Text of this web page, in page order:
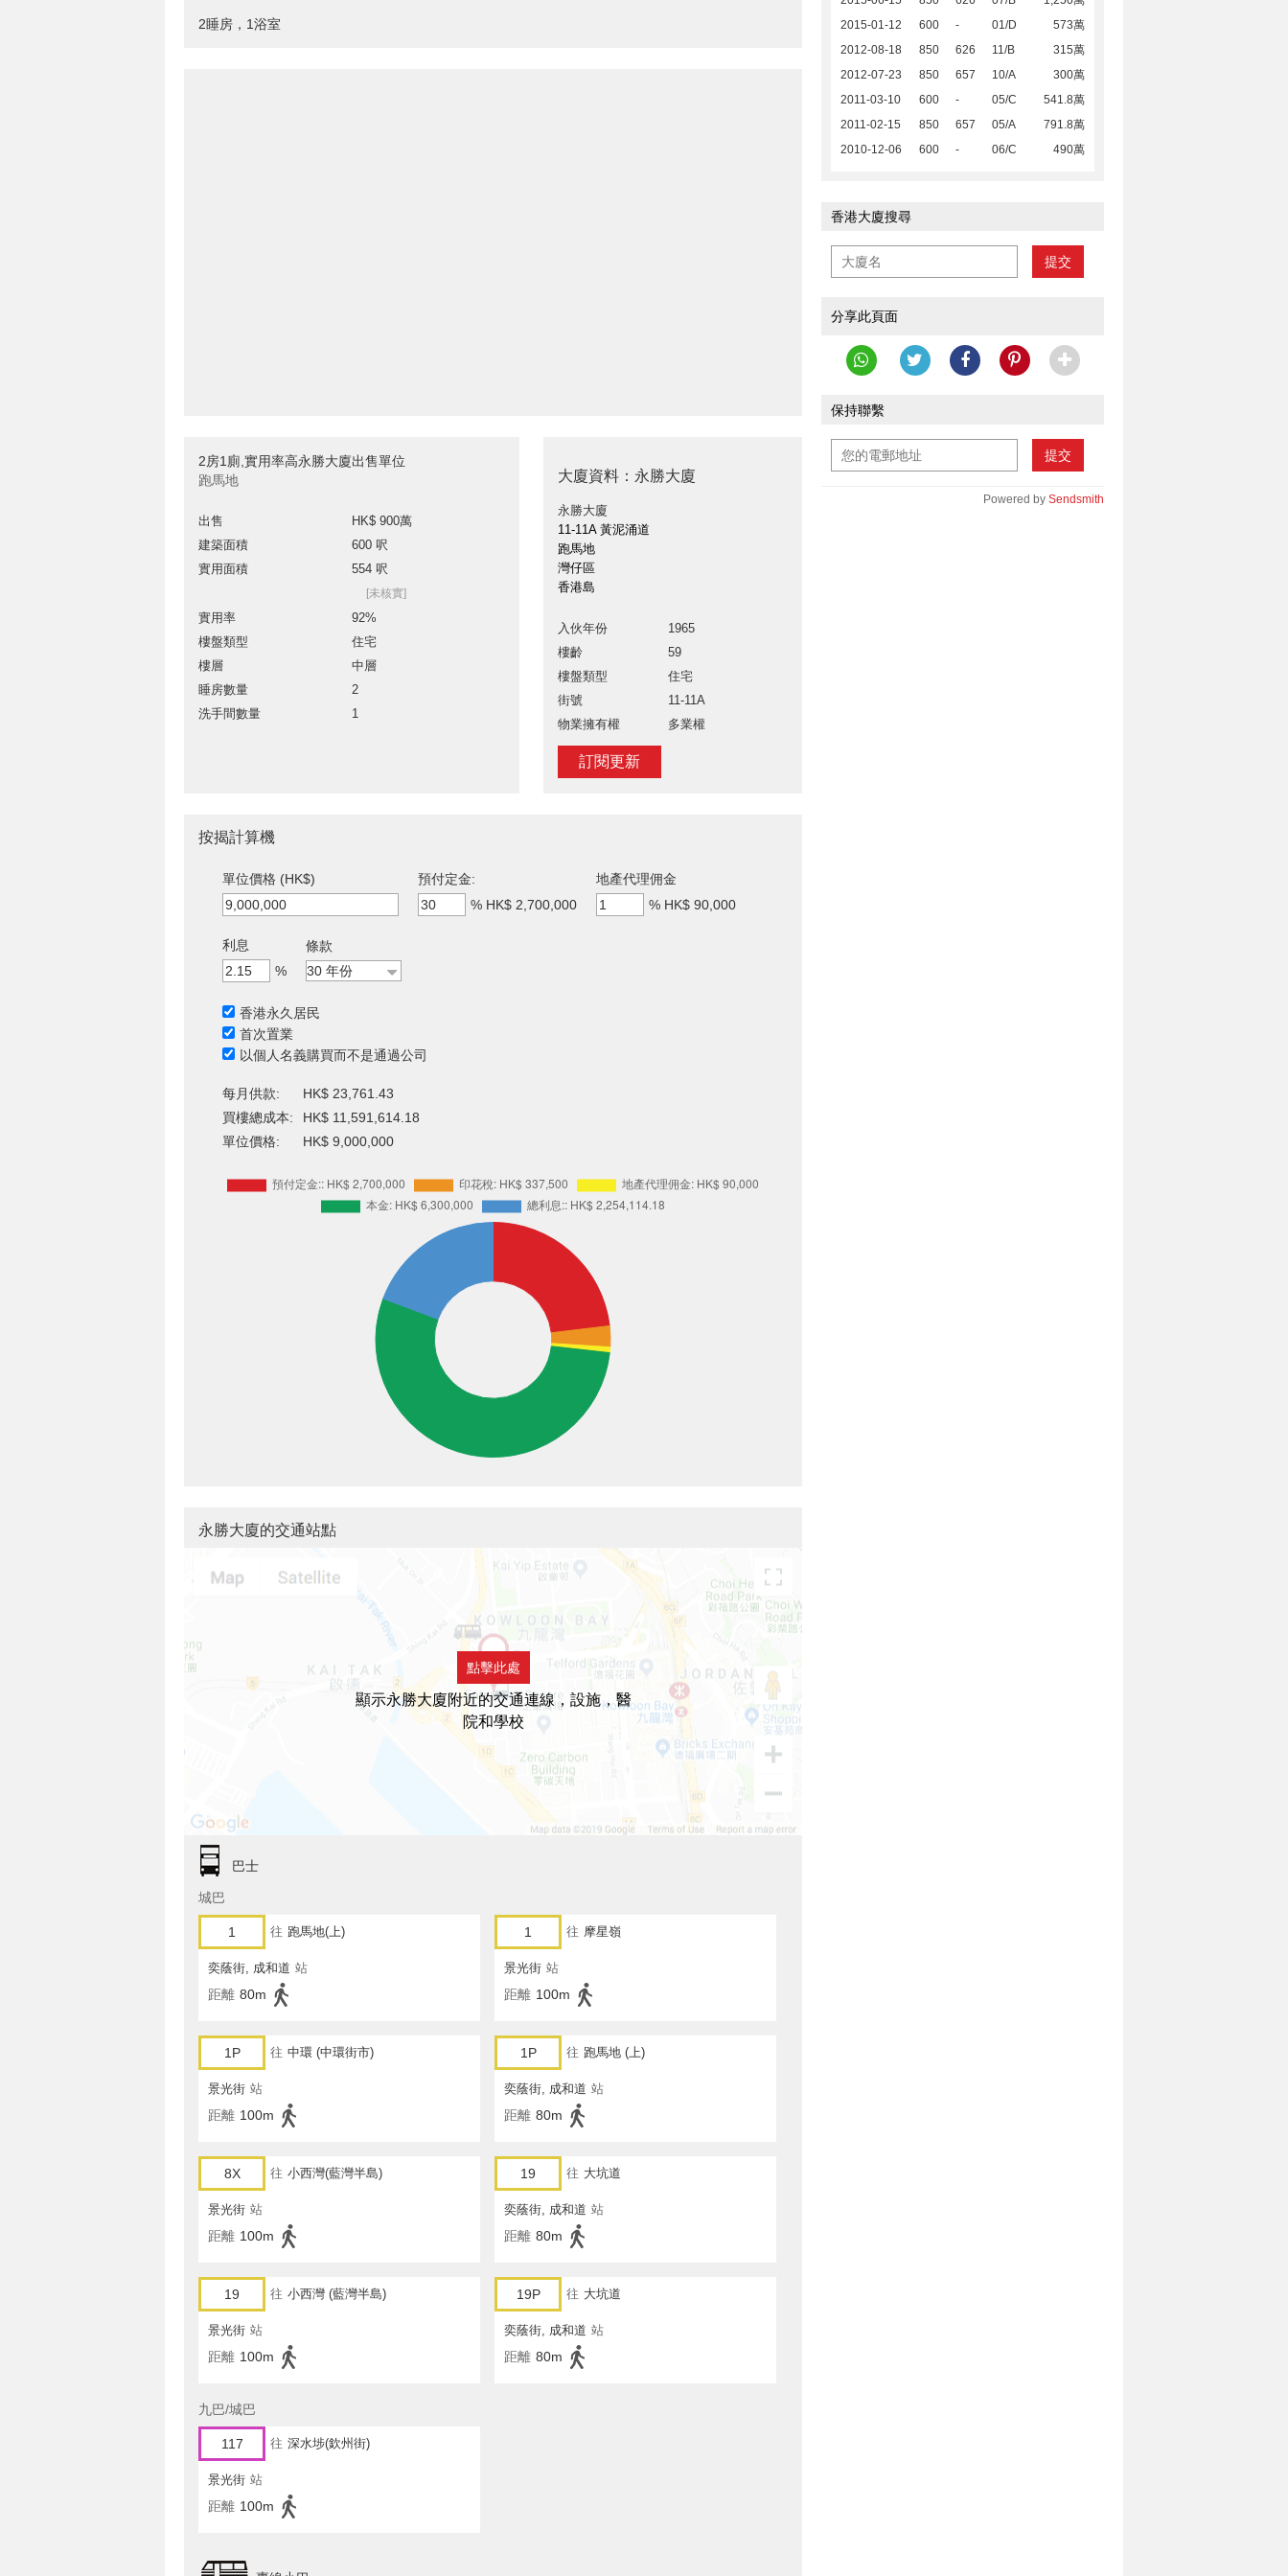
2睡房，1浴室
2房1廁,實用率高永勝大廈出售單位
跑馬地
出售
HK$ 900萬
建築面積
600 呎
實用面積
554 呎
[未核實]
實用率
92%
樓盤類型
住宅
樓層
中層
睡房數量
2
洗手間數量
1
大廈資料：永勝大廈
永勝大廈
11-11A 黃泥涌道
跑馬地
灣仔區
香港島
入伙年份
1965
樓齡
59
樓盤類型
住宅
街號
11-11A
物業擁有權
多業權
訂閱更新
2015-01-12
600 - 01/D
573萬
2012-08-18
850 626 11/B
315萬
2012-07-23
850 657 10/A
300萬
2011-03-10
600 - 05/C
541.8萬
2011-02-15
850 657 05/A
791.8萬
2010-12-06
600 - 06/C 490萬
香港大廈搜尋
提交
分享此頁面
保持聯繫
提交
Powered by Sendsmith
按揭計算機
單位價格 (HK$)
預付定金:
% HK$ 2,700,000
地產代理佣金
% HK$ 90,000
利息
%
條款
香港永久居民
首次置業
以個人名義購買而不是通過公司
每月供款:
HK$ 23,761.43
買樓總成本:
HK$ 11,591,614.18
單位價格:
HK$ 9,000,000
永勝大廈的交通站點
點擊此處
顯示永勝大廈附近的交通連線，設施，醫
院和學校
巴士
城巴
1 往 跑馬地(上)
奕蔭街, 成和道 站
距離 80m
1 往 摩星嶺
景光街 站
距離 100m
1P 往 中環 (中環街市)
景光街 站
距離 100m
1P 往 跑馬地 (上)
奕蔭街, 成和道 站
距離 80m
8X 往 小西灣(藍灣半島)
景光街 站
距離 100m
19 往 大坑道
奕蔭街, 成和道 站
距離 80m
19 往 小西灣 (藍灣半島)
景光街 站
距離 100m
19P 往 大坑道
奕蔭街, 成和道 站
距離 80m
九巴/城巴
117 往 深水埗(欽州街)
景光街 站
距離 100m